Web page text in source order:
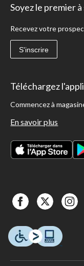
Soyez le premier
Recevez votre
S'inscrire
Téléchargez l'appli
Commencez à
En savoir plus